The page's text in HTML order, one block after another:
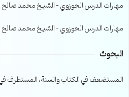
مهارات الدرس الحوزوي – الشيخ محمد صالح –
مهارات الدرس الحوزوي – الشيخ محمد صالح –
البحوث
المستضعف في الكتاب والسنة،